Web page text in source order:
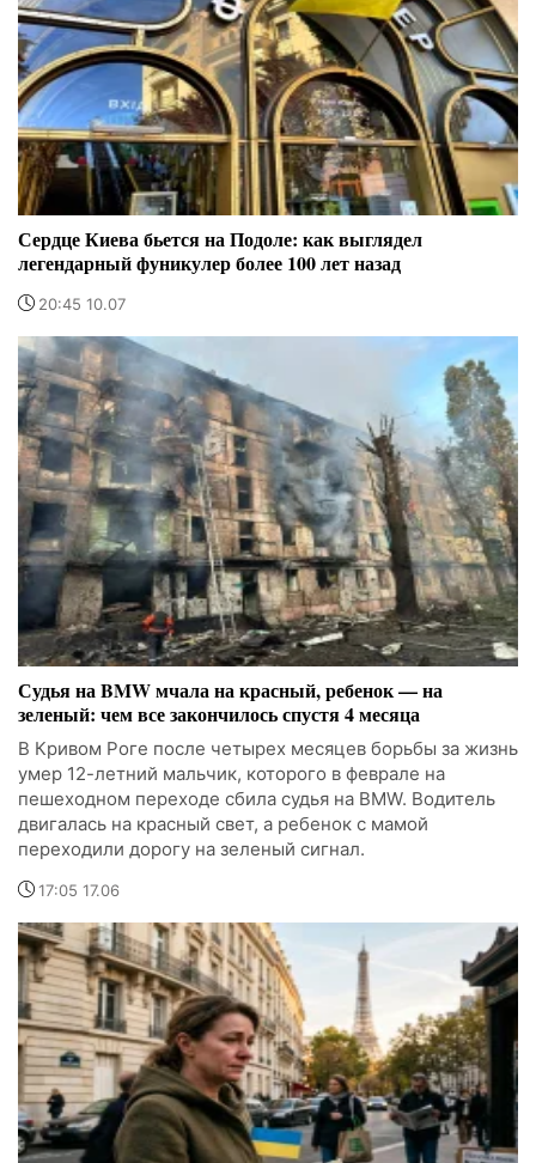
Сердце Киева бьется на Подоле: как выглядел
легендарный фуникулер более 100 лет назад
20:45 10.07
Судья на BMW мчала на красный, ребенок — на
зеленый: чем все закончилось спустя 4 месяца
В Кривом Роге после четырех месяцев борьбы за жизнь
умер 12-летний мальчик, которого в феврале на
пешеходном переходе сбила судья на BMW. Водитель
двигалась на красный свет, а ребенок с мамой
переходили дорогу на зеленый сигнал.
17:05 17.06